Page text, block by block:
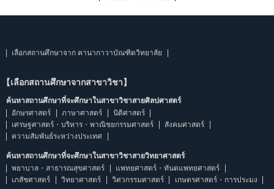
เลือกสถานศึกษาจาก คานากาวาบัณฑิตวิทยาลัย
【เลือกสถานศึกษาจากสาขาวิชา】
ค้นหาสถานศึกษาที่จะศึกษาในสาขาวิชาสายศิลปศาสตร์
อักษรศาสตร์
ภาษาศาสตร์
นิติศาสตร์
เศรษฐศาสตร์・บริหาร・พาณิชยกรรมศาสตร์
สังคมศาสตร์
ความสัมพันธ์ระหว่างประเทศ
ค้นหาสถานศึกษาที่จะศึกษาในสาขาวิชาสายวิทยาศาสตร์
พยาบาล・สาธารณสุขศาสตร์
แพทยศาสตร์・ทันตแพทยศาสตร์
เภสัชศาสตร์
วิทยาศาสตร์ วิศวกรรมศาสตร์ เกษตรศาสตร์・การประมง